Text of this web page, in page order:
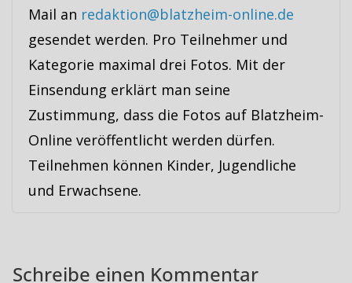
Mail an redaktion@blatzheim-online.de
gesendet werden. Pro Teilnehmer und
Kategorie maximal drei Fotos. Mit der
Einsendung erklärt man seine
Zustimmung, dass die Fotos auf Blatzheim-
Online veröffentlicht werden dürfen.
Teilnehmen können Kinder, Jugendliche
und Erwachsene.
Schreibe einen Kommentar